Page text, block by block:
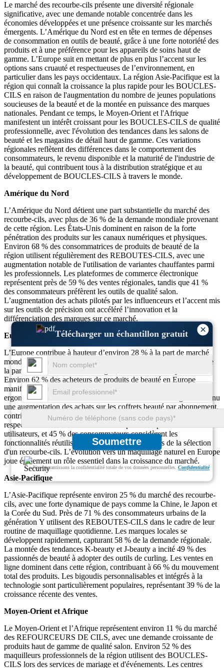
×
Télécharger un échantillon gratuit
Soumettre
Nous garantissons la confidentialité totale de vos données personnelles.Confidentialité
Le marché des recourbe-cils présente une diversité régionale
significative, avec une demande notable concentrée dans les
économies développées et une présence croissante sur les marchés
émergents. L’Amérique du Nord est en tête en termes de dépenses
de consommation en outils de beauté, grâce à une forte notoriété des
produits et à une préférence pour les appareils de soins haut de
gamme. L’Europe suit en mettant de plus en plus l’accent sur les
options sans cruauté et respectueuses de l’environnement, en
particulier dans les pays occidentaux. La région Asie-Pacifique est la
région qui connaît la croissance la plus rapide pour les BOUCLES-
CILS en raison de l'augmentation du nombre de jeunes populations
soucieuses de la beauté et de la montée en puissance des marques
nationales. Pendant ce temps, le Moyen-Orient et l'Afrique
manifestent un intérêt croissant pour les BOUCLES-CILS de qualité
professionnelle, avec l'évolution des tendances dans les salons de
beauté et les magasins de détail haut de gamme. Ces variations
régionales reflètent des différences dans le comportement des
consommateurs, le revenu disponible et la maturité de l'industrie de
la beauté, qui contribuent tous à la distribution stratégique et au
développement de BOUCLES-CILS à travers le monde.
Amérique du Nord
L’Amérique du Nord détient une part substantielle du marché des
recourbe-cils, avec plus de 36 % de la demande mondiale provenant
de cette région. Les États-Unis dominent en raison de la forte
pénétration des produits sur les canaux numériques et physiques.
Environ 68 % des consommatrices de produits de beauté de la
région utilisent régulièrement des REBOUTES-CILS, avec une
augmentation notable de l'utilisation de variantes chauffantes parmi
les professionnels. Les plateformes de commerce électronique
représentent près de 59 % des ventes régionales, tandis que 41 %
des consommateurs préfèrent les outils de qualité salon.
L’augmentation des achats pilotés par les influenceurs et l’accent mis
sur les outils de précision ont accéléré l’innovation et la
différenciation des marques sur ce marché.
Europe
L’Europe contribue à hauteur d’environ 28 % à la part de marché
mondiale des recourbe-cils, avec une forte demande de produits de
la part de pays comme l’Allemagne, la France et le Royaume-Uni.
Environ 62 % des acheteurs de produits de beauté en Europe
manifestent leur préférence pour les REBOUTES-CILS
ergonomiques et sans cruauté envers les animaux. La région a connu
une augmentation des achats sur les coffrets beauté par abonnement,
contribuant à près de 33 % des ventes en ligne. Les options
respectueuses de l'environnement sont préférées par 37 % des
utilisateurs, et 45 % des consommateurs considèrent les
fonctionnalités réutilisables comme essentielles lors de la sélection
d'un recourbe-cils. L’évolution vers un maquillage naturel en Europe
joue également un rôle essentiel dans la croissance du marché.
Asie-Pacifique
L’Asie-Pacifique représente environ 25 % du marché des recourbe-
cils, avec une forte dynamique de pays comme la Chine, le Japon et
la Corée du Sud. Près de 71 % des consommateurs urbains de la
génération Y utilisent des REBOUTES-CILS dans le cadre de leur
routine de maquillage quotidienne. Les marques locales se
développent rapidement, capturant 58 % de la demande régionale.
La montée des tendances K-beauty et J-beauty a incité 49 % des
passionnés de beauté à adopter des outils de curling. Les ventes en
ligne dominent dans cette région, contribuant à 66 % du mouvement
total des produits. Les bigoudis personnalisables et intégrés à la
technologie sont particulièrement populaires, représentant 39 % de la
croissance récente des ventes.
Moyen-Orient et Afrique
Le Moyen-Orient et l’Afrique représentent environ 11 % du marché
des REFOURCEURS DE CILS, avec une demande croissante de
produits haut de gamme de qualité salon. Environ 52 % des
maquilleurs professionnels de la région utilisent des BOUCLES-
CILS lors des services de mariage et d'événements. Les centres